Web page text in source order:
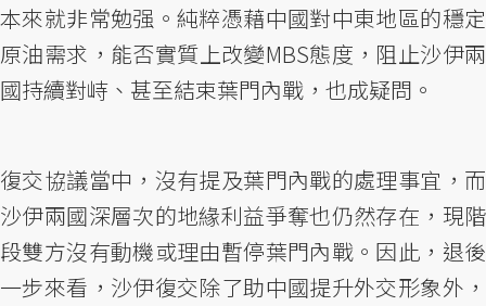
本來就非常勉强。純粹憑藉中國對中東地區的穩定
原油需求，能否實質上改變MBS態度，阻止沙伊兩
國持續對峙、甚至結束葉門內戰，也成疑問。
復交協議當中，沒有提及葉門內戰的處理事宜，而
沙伊兩國深層次的地緣利益爭奪也仍然存在，現階
段雙方沒有動機或理由暫停葉門內戰。因此，退後
一步來看，沙伊復交除了助中國提升外交形象外，